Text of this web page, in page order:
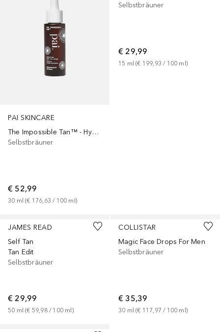
PAI SKINCARE
The Impossible Tan™ - Hydrating Self Tan Drops
Selbstbräuner
€ 52,99
30 ml (€ 176,63 / 100 ml)
Selbstbräuner
€ 29,99
15 ml (€ 199,93 / 100 ml)
JAMES READ
Self Tan
Tan Edit
Selbstbräuner
€ 29,99
50 ml (€ 59,98 / 100 ml)
COLLISTAR
Magic Face Drops For Men
Selbstbräuner
€ 35,39
30 ml (€ 117,97 / 100 ml)